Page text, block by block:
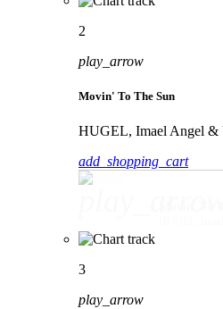
2
play_arrow
Movin' To The Sun
HUGEL, Imael Angel &
add_shopping_cart
3
play_arrow